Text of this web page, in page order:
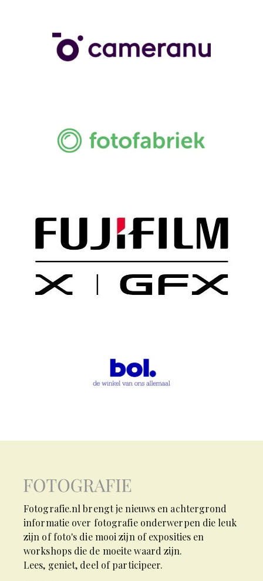
Fotografie.nl brengt je nieuws en achtergrond
informatie over fotografie onderwerpen die leuk
zijn of foto's die mooi zijn of exposities en
workshops die de moeite waard zijn.
Lees, geniet, deel of participeer.